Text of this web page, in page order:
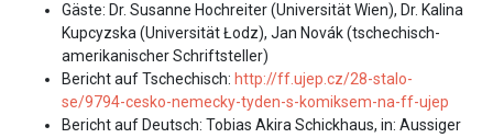
Gäste: Dr. Susanne Hochreiter (Universität Wien), Dr. Kalina
Kupcyzska (UniversitätŁodz), Jan Novák (tschechisch-
amerikanischer Schriftsteller)
Bericht auf Tschechisch: http://ff.ujep.cz/28-stalo-
se/9794-cesko-nemecky-tyden-s-komiksem-na-ff-ujep
Bericht auf Deutsch: Tobias Akira Schickhaus, in: Aussiger